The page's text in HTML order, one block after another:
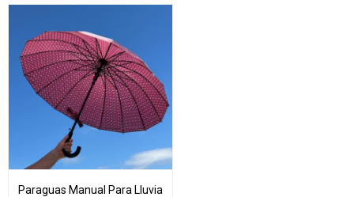
Paraguas Manual Para Lluvia